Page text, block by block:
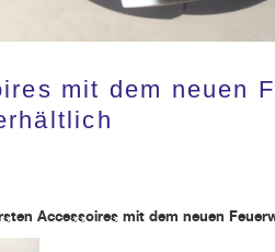
mit dem neuen
Accessoires mit dem neuen